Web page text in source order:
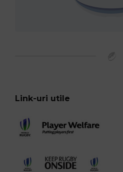
Link-uri utile